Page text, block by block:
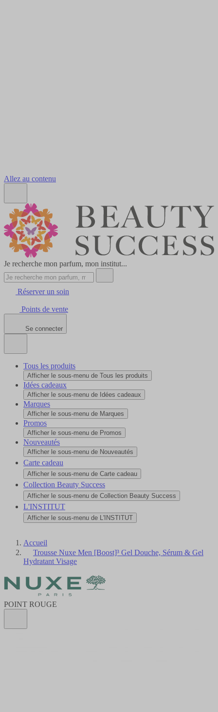
Allez au contenu
Je recherche mon parfum, mon institut...
Réserver un soin
Points de vente
Se connecter
Tous les produits
Afficher le sous-menu de Tous les produits
Idées cadeaux
Afficher le sous-menu de Idées cadeaux
Marques
Afficher le sous-menu de Marques
Promos
Afficher le sous-menu de Promos
Nouveautés
Afficher le sous-menu de Nouveautés
Carte cadeau
Afficher le sous-menu de Carte cadeau
Collection Beauty Success
Afficher le sous-menu de Collection Beauty Success
L'INSTITUT
Afficher le sous-menu de L'INSTITUT
Accueil
Trousse Nuxe Men [Boost]³ Gel Douche, Sérum & Gel
Hydratant Visage
POINT ROUGE